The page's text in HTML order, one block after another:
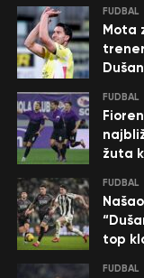
FUDBAL
Mota
FUDBAL
žuta
FUDBAL
top
FUDBAL